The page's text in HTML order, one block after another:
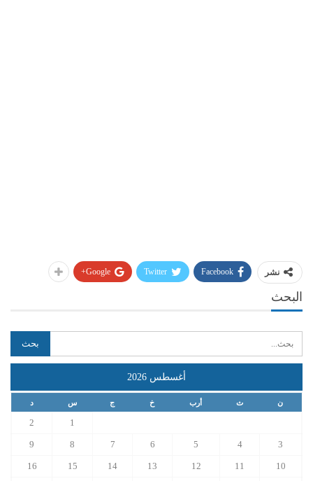
نشر Facebook
Twitter
Google+
البحث
أغسطس 2026
ن ث أرب خ ج س د
1
2
3
4
5
6
7
8
9
10
11
12
13
14
15
16